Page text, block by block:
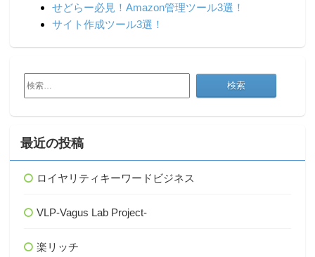
せどらー必見！Amazon管理ツール3選！
サイト作成ツール3選！
検
索:
最近の投稿
ロイヤリティキーワードビジネス
VLP-Vagus Lab Project-
楽リッチ